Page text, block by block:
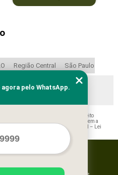
Região Central São Paulo
" é de direito
citando nossos links, é proibida sem a
autoral – artigo 184 do Código Penal –
Lei
agora pelo WhatsApp.